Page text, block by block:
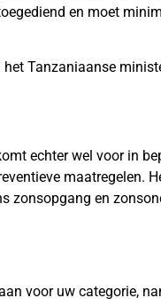
en moet
Tanzaniaanse
echter wel voor in
maatregelen.
zonsopgang en
​​voor uw categorie,